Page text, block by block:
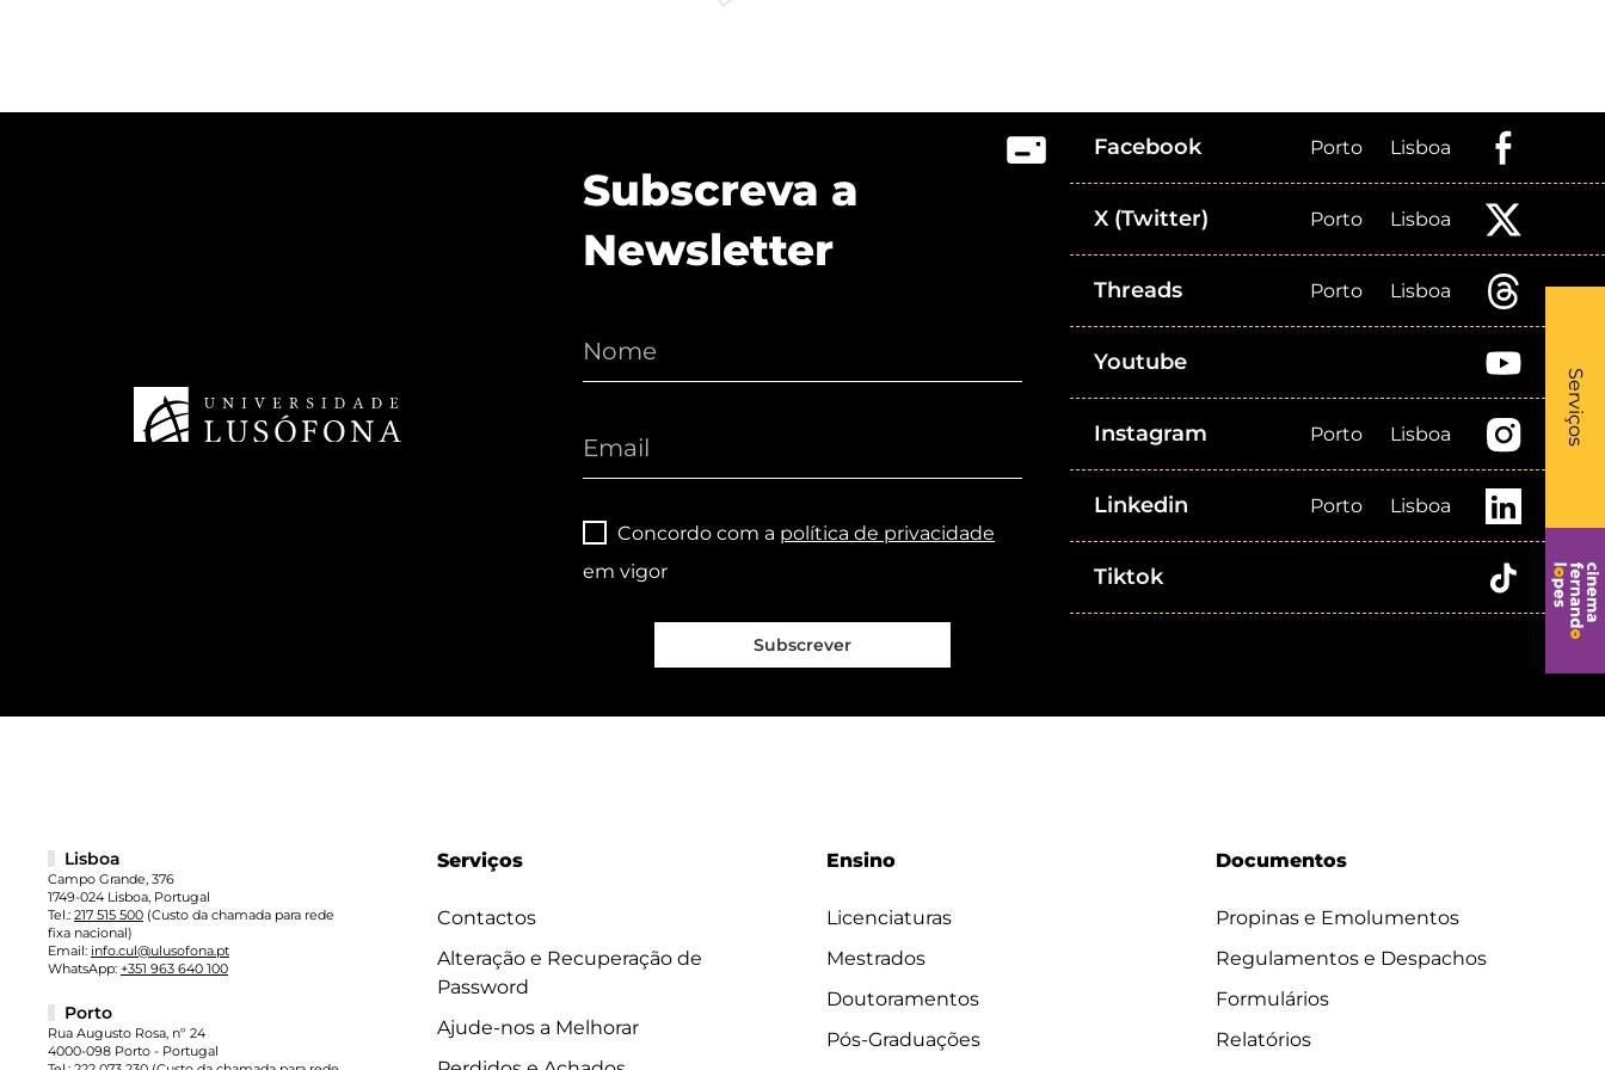
Serviços
-
Subscreva a
Newsletter
Concordo com a política de privacidade
em vigor
Subscrever
Facebook Porto Lisboa
X (Twitter) Porto Lisboa
Threads Porto Lisboa
Youtube
Instagram Porto Lisboa
Linkedin Porto Lisboa
Tiktok
Serviços
Contactos
Alteração e Recuperação de
Password
Ajude-nos a Melhorar
Ensino
Licenciaturas
Mestrados
Doutoramentos
Pós-Graduações
Documentos
Propinas e Emolumentos
Regulamentos e Despachos
Formulários
Relatórios
Lisboa
Campo Grande, 376
1749-024 Lisboa, Portugal
Tel.: 217 515 500 (Custo da chamada para rede
fixa nacional)
Email: info.cul@ulusofona.pt
WhatsApp: +351 963 640 100
Porto
Rua Augusto Rosa, nº 24
4000-098 Porto - Portugal